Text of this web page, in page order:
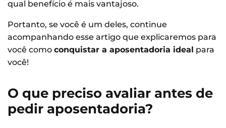
qual benefício é mais vantajoso.
Portanto, se você é um deles, continue
acompanhando esse artigo que explicaremos para
você como conquistar a aposentadoria ideal para
você!
O que preciso avaliar antes de
pedir aposentadoria?